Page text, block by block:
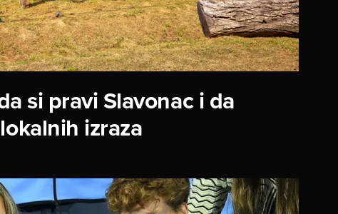
si pravi Slavonac i da
izraza